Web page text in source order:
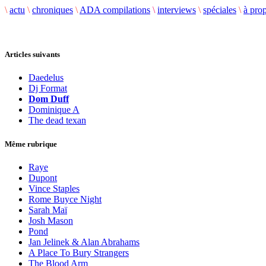
\ actu \ chroniques \ ADA compilations \ interviews \ spéciales \ à
Articles suivants
Daedelus
Dj Format
Dom Duff
Dominique A
The dead texan
Même rubrique
Raye
Dupont
Vince Staples
Rome Buyce Night
Sarah Maï
Josh Mason
Pond
Jan Jelinek & Alan Abrahams
A Place To Bury Strangers
The Blood Arm